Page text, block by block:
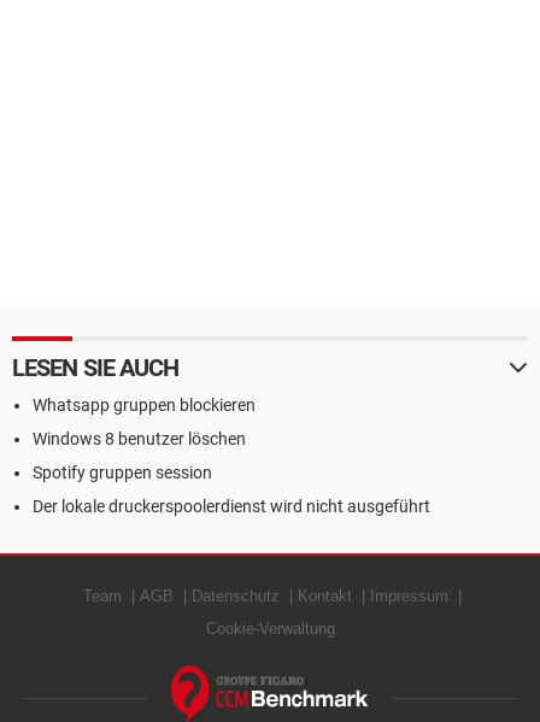
LESEN SIE AUCH
Whatsapp gruppen blockieren
Windows 8 benutzer löschen
Spotify gruppen session
Der lokale druckerspoolerdienst wird nicht ausgeführt
Team AGB Datenschutz Kontakt
Impressum
Cookie-Verwaltung